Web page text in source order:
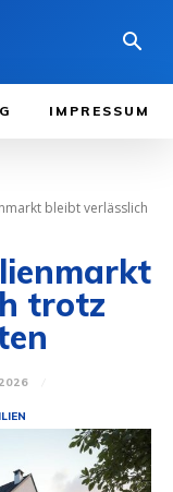
IMPRESSUM
bleibt verlässlich
trotz